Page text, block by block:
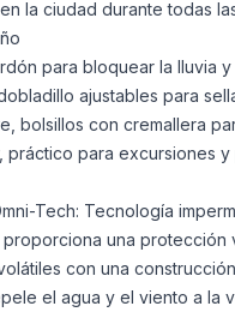
la ciudad durante todas
para bloquear la lluvia y
ajustables para
bolsillos con cremallera
práctico para excursiones y
Tech: Tecnología
una protección
con una construcción
el agua y el viento a la